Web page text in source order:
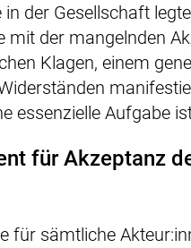
der Gesellschaft
mit der mangelnden
Klagen, einem
essenzielle Aufgabe
für Akzeptanz
für sämtliche